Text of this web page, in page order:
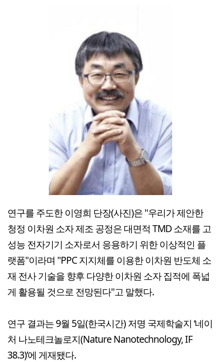
연구를 주도한 이영희 단장(사진)은 "우리가 제안한
청정 이차원 소자 제조 공정은 대면적 TMD 소재를 고
성능 전자기기 소자로서 응용하기 위한 이상적인 플
랫폼"이라며 "PPC 지지체를 이용한 이차원 반도체 소
재 전사 기술을 향후 다양한 이차원 소자 집적에 폭넓
게 활용될 것으로 전망된다"고 말했다.
연구 결과는 9월 5일(한국시간) 저명 국제학술지 ‘네이
처 나노테크놀로지(Nature Nanotechnology, IF
38.3)’에 게재됐다.